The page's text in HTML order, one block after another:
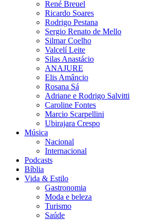
René Breuel
Ricardo Soares
Rodrigo Pestana
Sergio Renato de Mello
Silmar Coelho
Valcelí Leite
Silas Anastácio
ANAJURE
Elis Amâncio
Rosana Sá
Adriane e Rodrigo Salvitti
Caroline Fontes
Marcio Scarpellini
Ubirajara Crespo
Música
Nacional
Internacional
Podcasts
Bíblia
Vida & Estilo
Gastronomia
Moda e beleza
Turismo
Saúde